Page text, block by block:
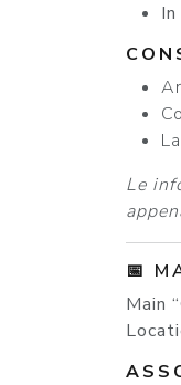
Le
📅
Main